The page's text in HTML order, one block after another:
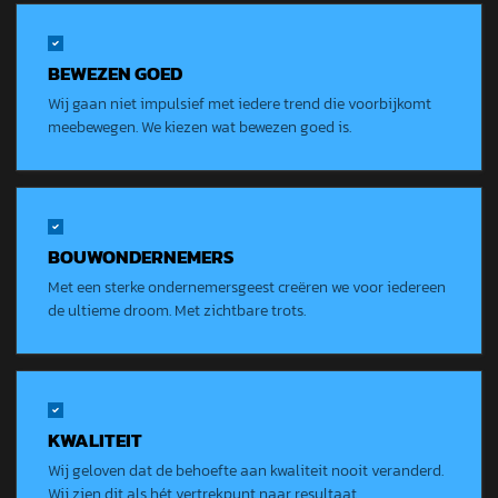
BEWEZEN GOED
Wij gaan niet impulsief met iedere trend die voorbijkomt
meebewegen. We kiezen wat bewezen goed is.
BOUWONDERNEMERS
Met een sterke ondernemersgeest creëren we voor iedereen
de ultieme droom. Met zichtbare trots.
KWALITEIT
Wij geloven dat de behoefte aan kwaliteit nooit veranderd.